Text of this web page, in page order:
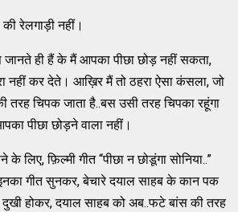
रेलगाड़ी नहीं।
ही हैं के मैं आपका पीछा छोड़ नहीं सकता,
नहीं कर देते। आख़िर मैं तो ठहरा ऐसा कंसला, जो
चिपक जाता है..बस उसी तरह चिपका रहूंगा
पीछा छोड़ने वाला नहीं।
लिए, फ़िल्मी गीत “पीछा न छोडूंगा सोनिया..”
गीत सुनकर, बेचारे दयाल साहब के कान पक
होकर, दयाल साहब को अब..फटे बांस की तरह